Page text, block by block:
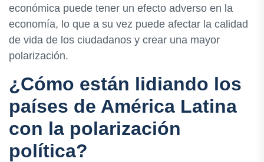
económica puede tener un efecto adverso en la
economía, lo que a su vez puede afectar la calidad
de vida de los ciudadanos y crear una mayor
polarización.
¿Cómo están lidiando los
países de América Latina
con la polarización
política?